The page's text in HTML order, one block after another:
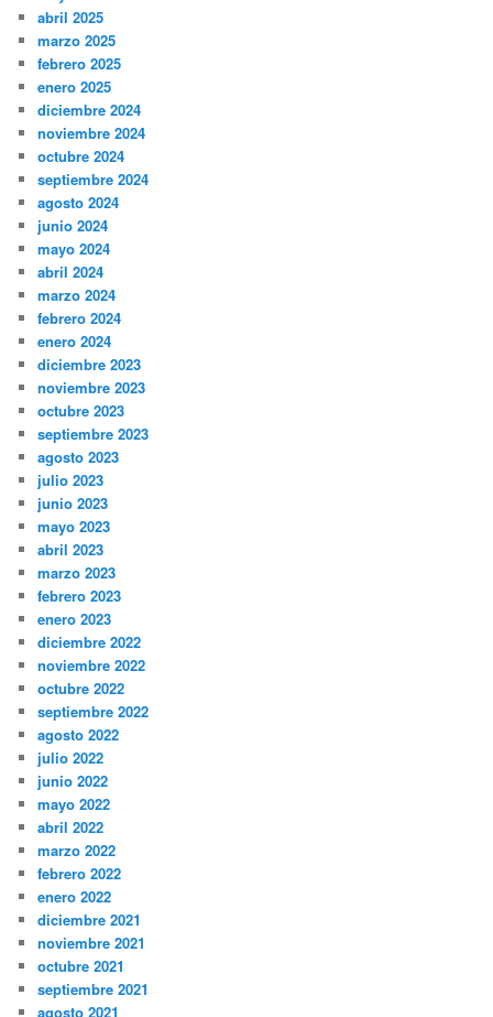
abril 2025
marzo 2025
febrero 2025
enero 2025
diciembre 2024
noviembre 2024
octubre 2024
septiembre 2024
agosto 2024
junio 2024
mayo 2024
abril 2024
marzo 2024
febrero 2024
enero 2024
diciembre 2023
noviembre 2023
octubre 2023
septiembre 2023
agosto 2023
julio 2023
junio 2023
mayo 2023
abril 2023
marzo 2023
febrero 2023
enero 2023
diciembre 2022
noviembre 2022
octubre 2022
septiembre 2022
agosto 2022
julio 2022
junio 2022
mayo 2022
abril 2022
marzo 2022
febrero 2022
enero 2022
diciembre 2021
noviembre 2021
octubre 2021
septiembre 2021
agosto 2021